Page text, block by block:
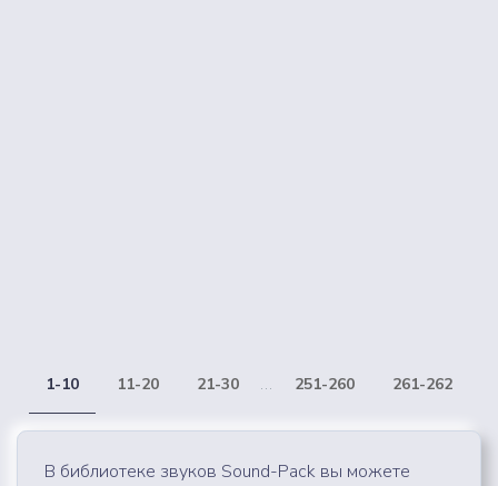
1-10 11-20 21-30 ... 251-260 261-262
В библиотеке звуков Sound-Pack вы можете